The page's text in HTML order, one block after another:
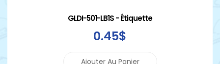
GLDI-501-LB1S - Étiquette
0.45$
Ajouter Au Panier